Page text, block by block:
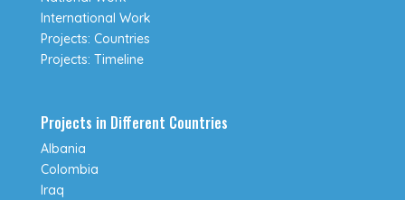
International Work
Projects: Countries
Projects: Timeline
Projects in Different Countries
Albania
Colombia
Iraq